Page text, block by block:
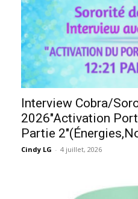
Interview Cobra/
2026″Activation
Partie
Cindy LG - 4 juillet, 2026